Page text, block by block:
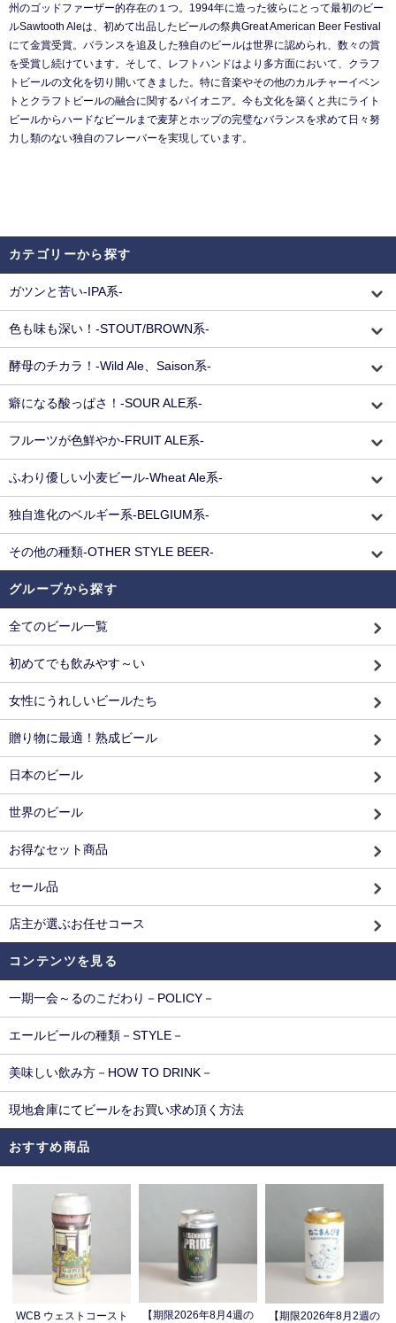
州のゴッドファーザー的存在の１つ。1994年に造った彼らにとって最初のビー
ルSawtooth Aleは、初めて出品したビールの祭典Great American Beer Festival
にて金賞受賞。バランスを追及した独自のビールは世界に認められ、数々の賞
を受賞し続けています。そして、レフトハンドはより多方面において、クラフ
トビールの文化を切り開いてきました。特に音楽やその他のカルチャーイベン
トとクラフトビールの融合に関するパイオニア。今も文化を築くと共にライト
ビールからハードなビールまで麦芽とホップの完璧なバランスを求めて日々努
力し類のない独自のフレーバーを実現しています。
カテゴリーから探す
ガツンと苦い-IPA系-
色も味も深い！-STOUT/BROWN系-
酵母のチカラ！-Wild Ale、Saison系-
癖になる酸っぱさ！-SOUR ALE系-
フルーツが色鮮やか-FRUIT ALE系-
ふわり優しい小麦ビール-Wheat Ale系-
独自進化のベルギー系-BELGIUM系-
その他の種類-OTHER STYLE BEER-
グループから探す
全てのビール一覧
初めてでも飲みやす～い
女性にうれしいビールたち
贈り物に最適！熟成ビール
日本のビール
世界のビール
お得なセット商品
セール品
店主が選ぶお任せコース
コンテンツを見る
一期一会～るのこだわり－POLICY－
エールビールの種類－STYLE－
美味しい飲み方－HOW TO DRINK－
現地倉庫にてビールをお買い求め頂く方法
おすすめ商品
WCB ウェストコースト
【期限2026年8月4週の
【期限2026年8月2週の